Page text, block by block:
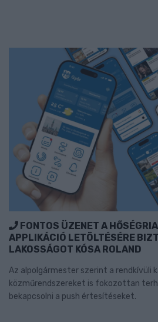
FONTOS ÜZENET A
APPLIKÁCIÓ LETÖLTÉSÉRE
LAKOSSÁGOT KÓSA ROLAND
Az alpolgármester szerint a rendkívüli
közműrendszereket is fokozottan
bekapcsolni a push értesítéseket.